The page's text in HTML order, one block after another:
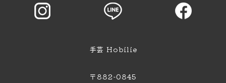
手芸 Hobilie
〒882-0845